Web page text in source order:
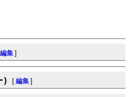
編集 ]
) [ 編集 ]